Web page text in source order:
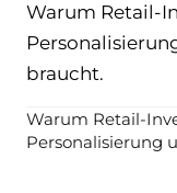
Warum Retail-
braucht.
Warum Retail-
Personalisierung